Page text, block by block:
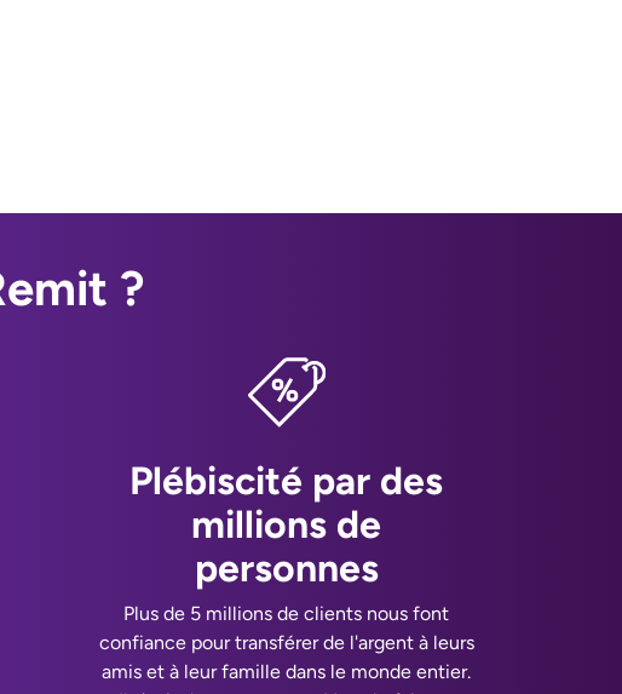
?
Plébiscité par des
millions de
personnes
Plus de 5 millions de clients nous font
confiance pour transférer de l'argent à leurs
amis et à leur famille dans le monde entier.